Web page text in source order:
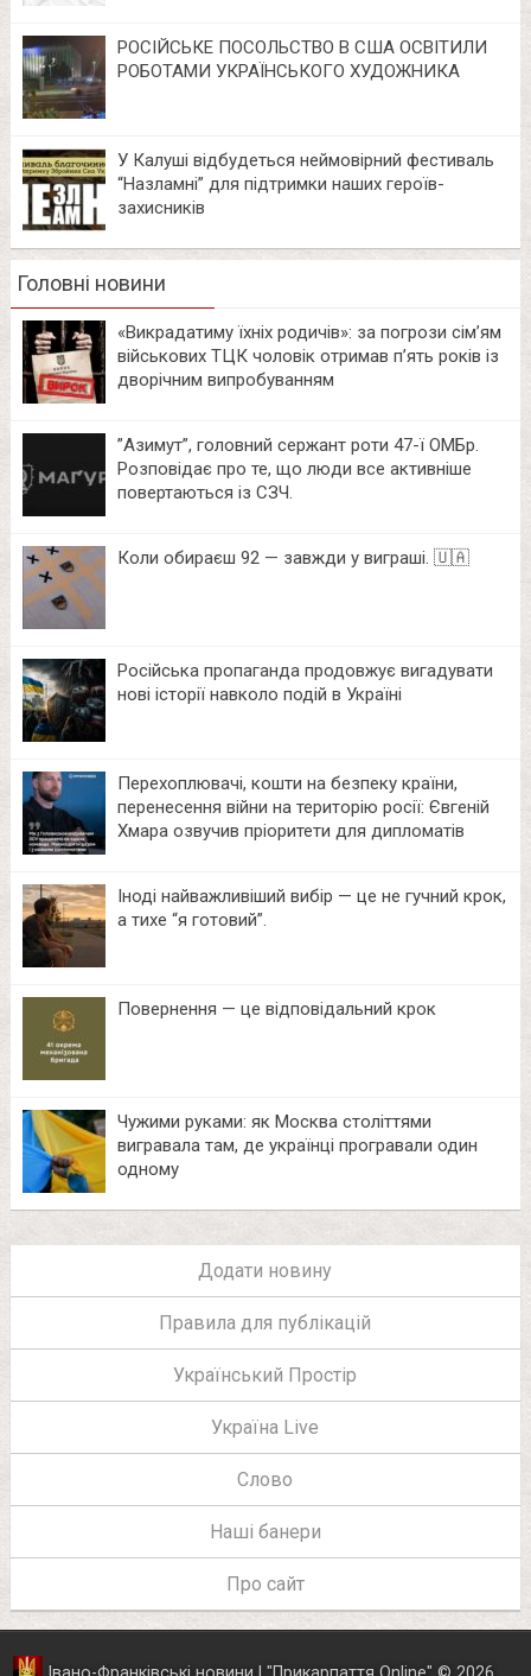
РОСІЙСЬКЕ ПОСОЛЬСТВО В США ОСВІТИЛИ
РОБОТАМИ УКРАЇНСЬКОГО ХУДОЖНИКА
У Калуші відбудеться неймовірний фестиваль
“Назламні” для підтримки наших героїв-
захисників
Головні новини
«Викрадатиму їхніх родичів»: за погрози сім’ям
військових ТЦК чоловік отримав п’ять років із
дворічним випробуванням
⁨”Азимут”, головний сержант роти 47-ї ОМБр.
Розповідає про те, що люди все активніше
повертаються із СЗЧ.
Коли обираєш 92 — завжди у виграші. 🇺🇦
Російська пропаганда продовжує вигадувати
нові історії навколо подій в Україні
Перехоплювачі, кошти на безпеку країни,
перенесення війни на територію росії: Євгеній
Хмара озвучив пріоритети для дипломатів
Іноді найважливіший вибір — це не гучний крок,
а тихе “я готовий”.
Повернення — це відповідальний крок
Чужими руками: як Москва століттями
вигравала там, де українці програвали один
одному
Додати новину
Правила для публікацій
Український Простір
Україна Live
Слово
Наші банери
Про сайт